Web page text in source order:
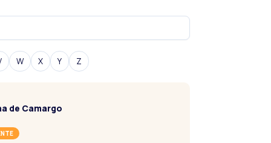
W X Y Z
de Camargo